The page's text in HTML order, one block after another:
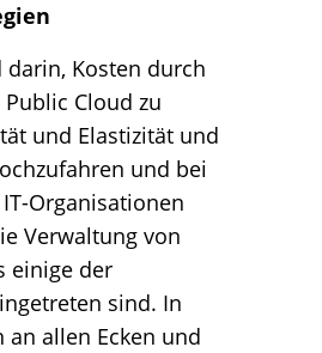
Kosten durch
Cloud zu
und Elastizität und
und bei
Organisationen
Verwaltung von
einige der
sind. In
allen Ecken und